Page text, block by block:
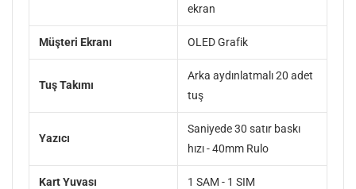
ekran
Müşteri Ekranı OLED Grafik
Tuş Takımı
Arka aydınlatmalı 20 adet
tuş
Yazıcı
Saniyede 30 satır baskı
hızı - 40mm Rulo
Kart Yuvası 1 SAM - 1 SIM